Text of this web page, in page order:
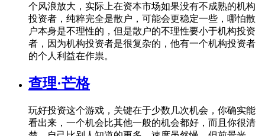
个风浪放大，实际上在资本市场如果没有不成熟的机构
投资者，纯粹完全是散户，可能会更稳定一些，哪怕散
户本身是不理性的，但是散户的不理性要小于机构投资
者，因为机构投资者是很复杂的，他有一个机构投资者
的个人利益在作祟。
查理·芒格
玩好投资这个游戏，关键在于少数几次机会，你确实能
看出来，一个机会比其他一般的机会都好，而且你很清